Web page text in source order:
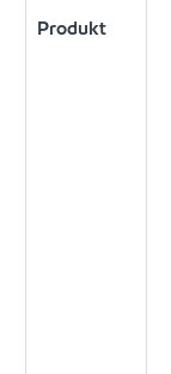
Produkt